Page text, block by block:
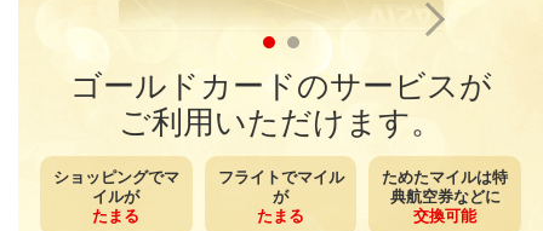
ゴールドカードのサービスが
ご利用いただけます。
ショッピングでマ
イルが
たまる
フライトでマイル
が
たまる
ためたマイルは特
典航空券などに
交換可能